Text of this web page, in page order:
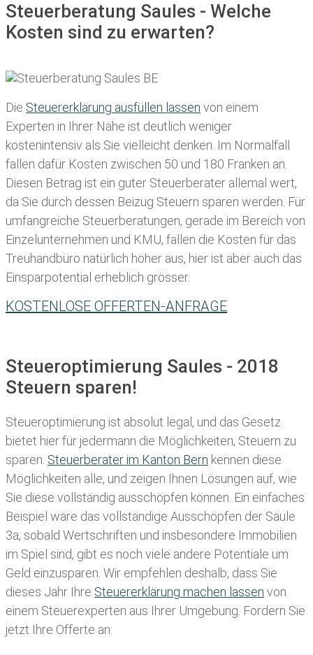
Steuerberatung Saules - Welche
Kosten sind zu erwarten?
Die Steuererklärung ausfüllen lassen von einem
Experten in Ihrer Nähe ist deutlich weniger
kostenintensiv als Sie vielleicht denken. Im Normalfall
fallen dafür Kosten zwischen 50 und 180 Franken an.
Diesen Betrag ist ein guter Steuerberater allemal wert,
da Sie durch dessen Beizug Steuern sparen werden. Für
umfangreiche Steuerberatungen, gerade im Bereich von
Einzelunternehmen und KMU, fallen die Kosten für das
Treuhandbüro natürlich höher aus, hier ist aber auch das
Einsparpotential erheblich grösser.
KOSTENLOSE OFFERTEN-ANFRAGE
Steueroptimierung Saules - 2018
Steuern sparen!
Steueroptimierung ist absolut legal, und das Gesetz
bietet hier für jedermann die Möglichkeiten, Steuern zu
sparen. Steuerberater im K anton Bern kennen diese
Möglichkeiten alle, und zeigen Ihnen Lösungen auf, wie
Sie diese vollständig ausschöpfen können. Ein einfaches
Beispiel wäre das vollständige Ausschöpfen der Säule
3a, sobald Wertschriften und insbesondere Immobilien
im Spiel sind, gibt es noch viele andere Potentiale um
Geld einzusparen. Wir empfehlen deshalb, dass Sie
dieses Jahr Ihre Steuererklärung machen lassen von
einem Steuerexperten aus Ihrer Umgebung. Fordern Sie
jetzt Ihre Offerte an: